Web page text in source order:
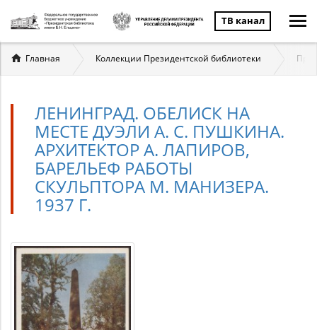
ТВ канал
Вы
здесь
Главная Коллекции Президентской библиотеки
ЛЕНИНГРАД. ОБЕЛИСК НА
МЕСТЕ ДУЭЛИ А. С. ПУШКИНА.
АРХИТЕКТОР А. ЛАПИРОВ,
БАРЕЛЬЕФ РАБОТЫ
СКУЛЬПТОРА М. МАНИЗЕРА.
1937 Г.